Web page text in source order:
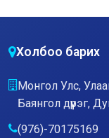
Холбоо барих
Монгол Улс,
Баянгол дүүрэг,
(976)-70175169